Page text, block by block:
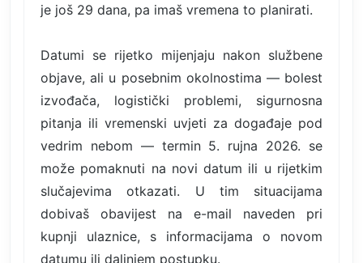
je još 29 dana, pa imaš vremena to planirati.
Datumi se rijetko mijenjaju nakon službene
objave, ali u posebnim okolnostima — bolest
izvođača, logistički problemi, sigurnosna
pitanja ili vremenski uvjeti za događaje pod
vedrim nebom — termin 5. rujna 2026. se
može pomaknuti na novi datum ili u rijetkim
slučajevima otkazati. U tim situacijama
dobivaš obavijest na e-mail naveden pri
kupnji ulaznice, s informacijama o novom
datumu ili daljnjem postupku.